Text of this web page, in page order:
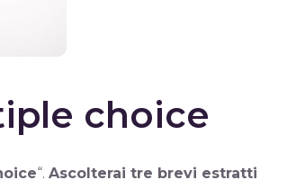
choice
“. Ascolterai tre brevi estratti